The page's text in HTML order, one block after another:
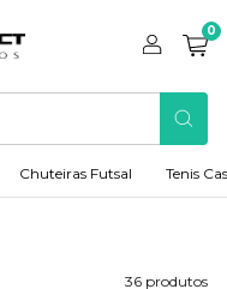
0
Chuteiras Futsal Tenis
36 produtos